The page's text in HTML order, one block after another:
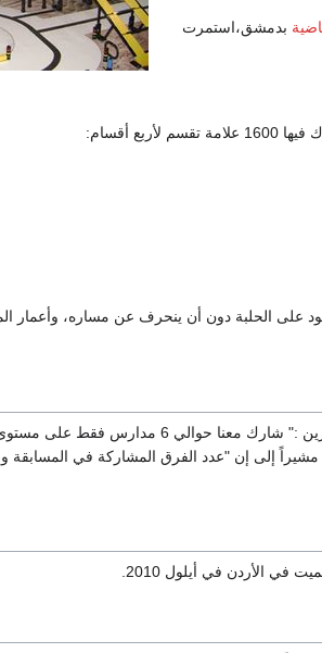
بدمشق،استمرت
على الحلبة دون أن ينحرف عن مساره، وأعمار
تقام جولات عديدة على مدارس سوريا لتعريفهم بطبيعة المسابقة، وبحسب
الأردن في أيلول 2010.